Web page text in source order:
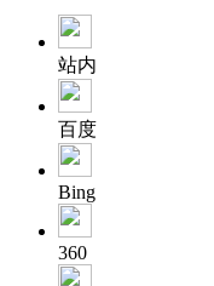
站内
百度
Bing
360